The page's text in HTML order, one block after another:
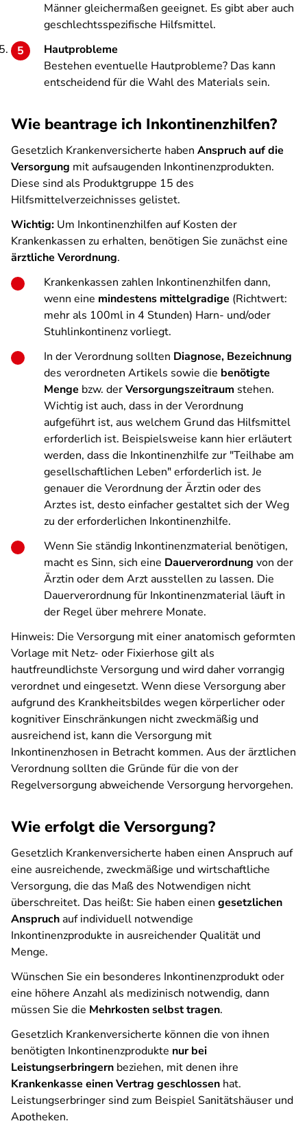
Männer gleichermaßen geeignet. Es gibt aber auch
geschlechtsspezifische Hilfsmittel.
Hautprobleme
Bestehen eventuelle Hautprobleme? Das kann
entscheidend für die Wahl des Materials sein.
Wie beantrage ich Inkontinenzhilfen?
Gesetzlich Krankenversicherte haben Anspruch auf die
Versorgung mit aufsaugenden Inkontinenzprodukten.
Diese sind als Produktgruppe 15 des
Hilfsmittelverzeichnisses gelistet.
Wichtig: Um Inkontinenzhilfen auf Kosten der
Krankenkassen zu erhalten, benötigen Sie zunächst eine
ärztliche Verordnung.
Krankenkassen zahlen Inkontinenzhilfen dann,
wenn eine mindestens mittelgradige (Richtwert:
mehr als 100ml in 4 Stunden) Harn- und/oder
Stuhlinkontinenz vorliegt.
In der Verordnung sollten Diagnose, Bezeichnung
des verordneten Artikels sowie die benötigte
Menge bzw. derVersorgungszeitraum stehen.
Wichtig ist auch, dass in der Verordnung
aufgeführt ist, aus welchem Grund das Hilfsmittel
erforderlich ist. Beispielsweise kann hier erläutert
werden, dass die Inkontinenzhilfe zur "Teilhabe am
gesellschaftlichen Leben" erforderlich ist. Je
genauer die Verordnung der Ärztin oder des
Arztes ist, desto einfacher gestaltet sich der Weg
zu der erforderlichen Inkontinenzhilfe.
Wenn Sie ständig Inkontinenzmaterial benötigen,
macht es Sinn, sich eine Dauerverordnung von der
Ärztin oder dem Arzt ausstellen zu lassen. Die
Dauerverordnung für Inkontinenzmaterial läuft in
der Regel über mehrere Monate.
Hinweis: Die Versorgung mit einer anatomisch geformten
Vorlage mit Netz- oder Fixierhose gilt als
hautfreundlichste Versorgung und wird daher vorrangig
verordnet und eingesetzt. Wenn diese Versorgung aber
aufgrund des Krankheitsbildes wegen körperlicher oder
kognitiver Einschränkungen nicht zweckmäßig und
ausreichend ist, kann die Versorgung mit
Inkontinenzhosen in Betracht kommen. Aus der ärztlichen
Verordnung sollten die Gründe für die von der
Regelversorgung abweichende Versorgung hervorgehen.
Wie erfolgt die Versorgung?
Gesetzlich Krankenversicherte haben einen Anspruch auf
eine ausreichende, zweckmäßige und wirtschaftliche
Versorgung, die das Maß des Notwendigen nicht
überschreitet. Das heißt: Sie haben einen gesetzlichen
Anspruchauf individuell notwendige
Inkontinenzprodukte in ausreichender Qualität und
Menge.
Wünschen Sie ein besonderes Inkontinenzprodukt oder
eine höhere Anzahl als medizinisch notwendig, dann
müssen Sie die Mehrkosten selbst tragen.
Gesetzlich Krankenversicherte können die von ihnen
benötigten Inkontinenzprodukte nur bei
Leistungserbringern beziehen, mit denen ihre
Krankenkasse einen Vertrag geschlossen hat.
Leistungserbringer sind zum Beispiel Sanitätshäuser und
Apotheken.